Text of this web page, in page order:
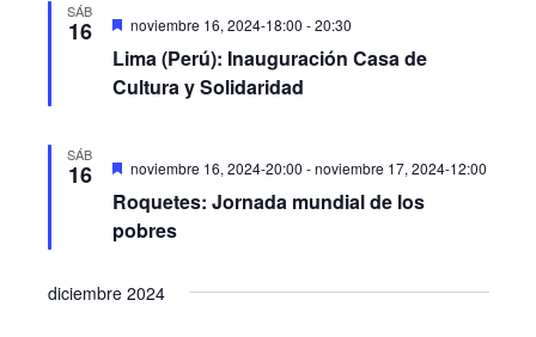
SÁB
16
Lima (Perú): Inauguración Casa de
Cultura y Solidaridad
Destacado
noviembre 16, 2024-18:00 -20:30
SÁB
16
Roquetes: Jornada mundial de los
pobres
Destacado
noviembre 16, 2024-20:00 -noviembre 17, 2024-12:00
diciembre 2024